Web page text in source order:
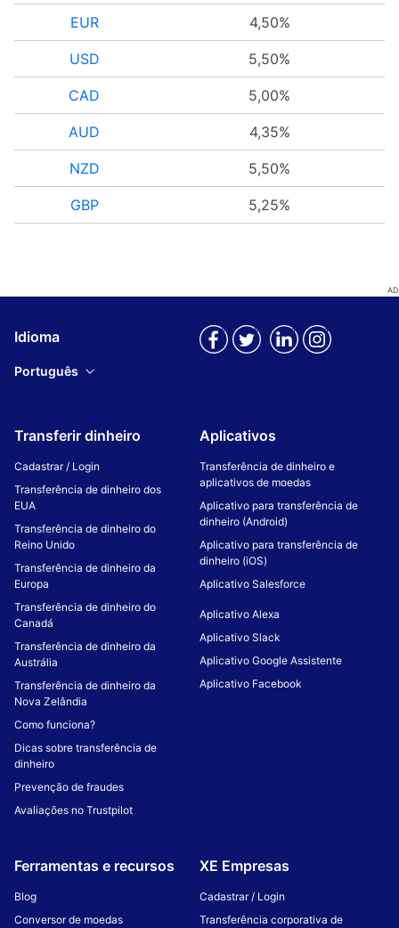
EUR 4,50%
USD 5,50%
CAD 5,00%
AUD 4,35%
NZD 5,50%
GBP 5,25%
Idioma
Português
Transferir dinheiro
Cadastrar / Login
Transferência de dinheiro dos
EUA
Transferência de dinheiro do
Reino Unido
Transferência de dinheiro da
Europa
Transferência de dinheiro do
Canadá
Transferência de dinheiro da
Austrália
Transferência de dinheiro da
Nova Zelândia
Como funciona?
Dicas sobre transferência de
dinheiro
Prevenção de fraudes
Avaliações no Trustpilot
Aplicativos
Transferência de dinheiro e
aplicativos de moedas
Aplicativo para transferência de
dinheiro (Android)
Aplicativo para transferência de
dinheiro (iOS)
Aplicativo Salesforce
Aplicativo Alexa
Aplicativo Slack
Aplicativo Google Assistente
Aplicativo Facebook
Ferramentas e recursos
Blog
Conversor de moedas
XE Empresas
Cadastrar / Login
Transferência corporativa de